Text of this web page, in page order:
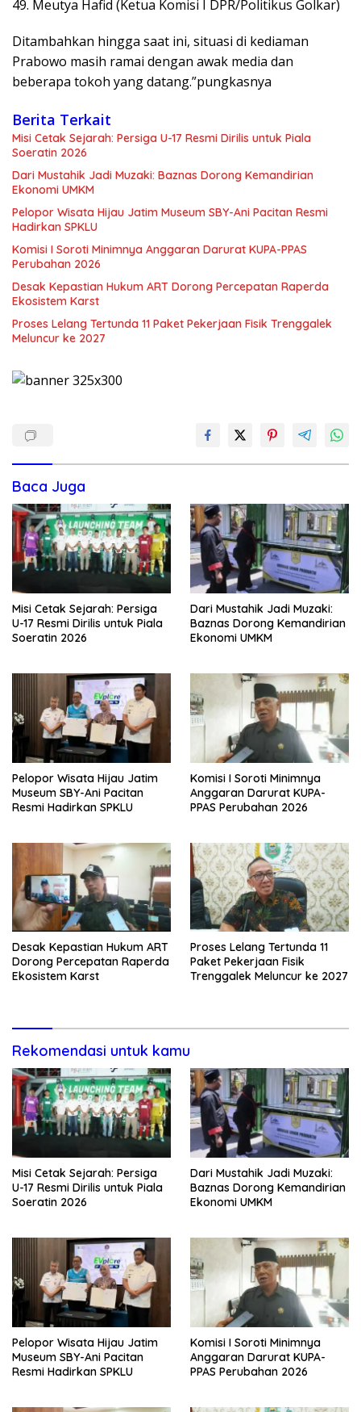
49. ⁠Meutya Hafid (Ketua Komisi I DPR/Politikus Golkar)
Ditambahkan hingga saat ini, situasi di kediaman
Prabowo masih ramai dengan awak media dan
beberapa tokoh yang datang.”pungkasnya
Berita Terkait
Misi Cetak Sejarah: Persiga U-17 Resmi Dirilis untuk Piala
Soeratin 2026
Dari Mustahik Jadi Muzaki: Baznas Dorong Kemandirian
Ekonomi UMKM
Pelopor Wisata Hijau Jatim Museum SBY-Ani Pacitan Resmi
Hadirkan SPKLU
Komisi I Soroti Minimnya Anggaran Darurat KUPA-PPAS
Perubahan 2026
Desak Kepastian Hukum ART Dorong Percepatan Raperda
Ekosistem Karst
Proses Lelang Tertunda 11 Paket Pekerjaan Fisik Trenggalek
Meluncur ke 2027
Baca Juga
Misi Cetak Sejarah: Persiga
U-17 Resmi Dirilis untuk Piala
Soeratin 2026
Dari Mustahik Jadi Muzaki:
Baznas Dorong Kemandirian
Ekonomi UMKM
Pelopor Wisata Hijau Jatim
Museum SBY-Ani Pacitan
Resmi Hadirkan SPKLU
Komisi I Soroti Minimnya
Anggaran Darurat KUPA-
PPAS Perubahan 2026
Desak Kepastian Hukum ART
Dorong Percepatan Raperda
Ekosistem Karst
Proses Lelang Tertunda 11
Paket Pekerjaan Fisik
Trenggalek Meluncur ke 2027
Rekomendasi untuk kamu
Misi Cetak Sejarah: Persiga
U-17 Resmi Dirilis untuk Piala
Soeratin 2026
Dari Mustahik Jadi Muzaki:
Baznas Dorong Kemandirian
Ekonomi UMKM
Pelopor Wisata Hijau Jatim
Museum SBY-Ani Pacitan
Resmi Hadirkan SPKLU
Komisi I Soroti Minimnya
Anggaran Darurat KUPA-
PPAS Perubahan 2026